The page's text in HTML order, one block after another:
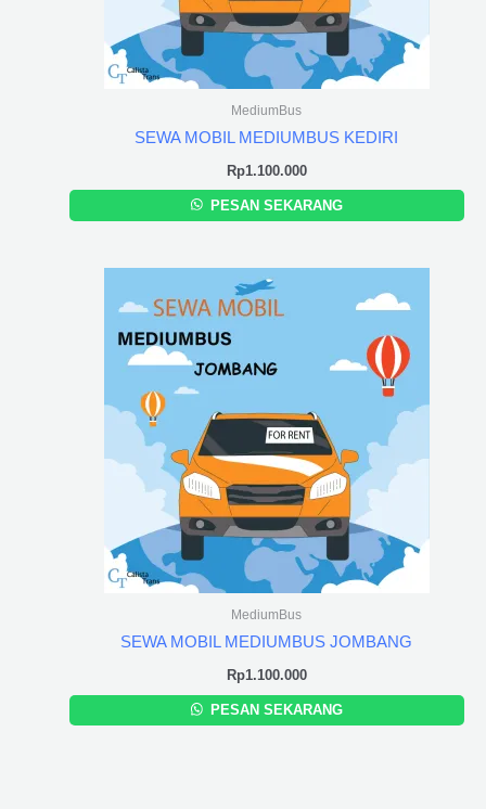
MediumBus
SEWA MOBIL MEDIUMBUS KEDIRI
Rp1.100.000
PESAN SEKARANG
MediumBus
SEWA MOBIL MEDIUMBUS JOMBANG
Rp1.100.000
PESAN SEKARANG